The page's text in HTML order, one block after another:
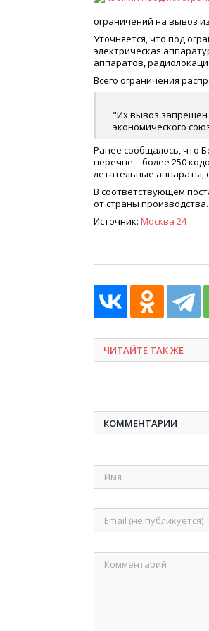
ограничений на вывоз
Уточняется, что под
электрическая
аппаратов,
Всего ограничения
"Их вывоз запрещен
экономического
Ранее сообщалось, что
перечне – более 250
летательные аппараты,
В соответствующем
от страны производства.
Источник: Москва 24
ЧИТАЙТЕ ТАК ЖЕ
КОММЕНТАРИИ